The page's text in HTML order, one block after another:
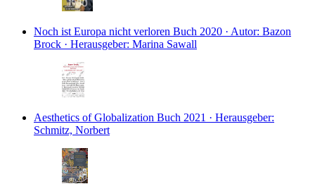
Noch ist Europa nicht verloren Buch 2020 · Autor: Bazon
Brock · Herausgeber: Marina Sawall
Aesthetics of Globalization Buch 2021 · Herausgeber:
Schmitz, Norbert